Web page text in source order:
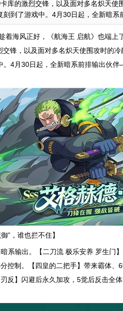
库的激烈交锋，以及面对多名炽天使
刻到了游戏中。4月30日起，全新暗
着海风正好，《航海王 启航》也端
锋，以及面对多名炽天使围攻时的
。4月30日起，全新暗系前排输出伙
”，谁也拦不住】
系输出。【二刀流 极乐安养 罗生门
控制。【四皇的二把手】带来霸体
反】闪避后永久加攻，5觉后反击全